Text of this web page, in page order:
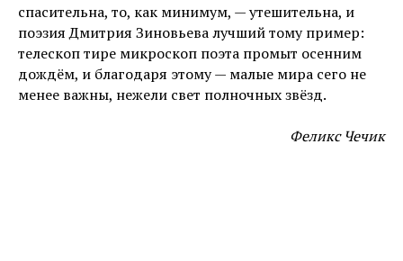
спасительна, то, как минимум, — утешительна, и
поэзия Дмитрия Зиновьева лучший тому пример:
телескоп тире микроскоп поэта промыт осенним
дождём, и благодаря этому — малые мира сего не
менее важны, нежели свет полночных звёзд.
Феликс Чечик